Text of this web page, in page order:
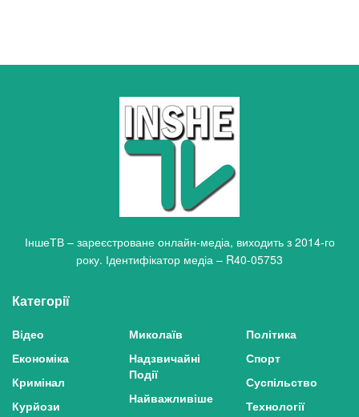
ІншеТВ – зареєстроване онлайн-медіа, виходить з 2014-го
року. Ідентифікатор медіа – R40-05753
Категорії
Відео
Економіка
Кримінал
Курйози
Миколаїв
Надзвичайні
Події
Найважливіше
Політика
Спорт
Суспільство
Технології